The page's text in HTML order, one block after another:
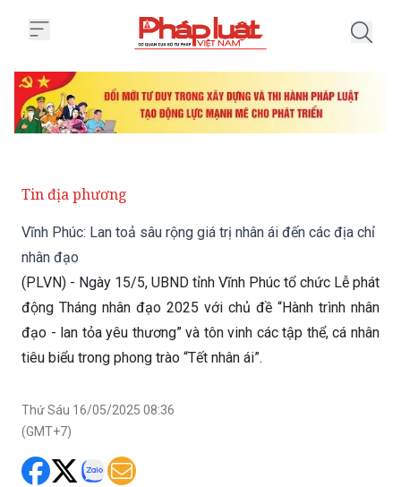
Tin địa phương
Vĩnh Phúc: Lan toả sâu rộng giá trị nhân ái đến các địa chỉ
nhân đạo
(PLVN) - Ngày 15/5, UBND tỉnh Vĩnh Phúc tổ chức Lễ phát
động Tháng nhân đạo 2025 với chủ đề “Hành trình nhân
đạo - lan tỏa yêu thương” và tôn vinh các tập thể, cá nhân
tiêu biểu trong phong trào “Tết nhân ái”.
Thứ Sáu 16/05/2025 08:36
(GMT+7)